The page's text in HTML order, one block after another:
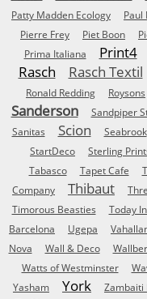
Patty Madden Ecology
Pierre Frey
Piet Boon
Prima Italiana
Print4
Rasch Rasch Textil
Ronald Redding
Roysons
Sanderson Sandpiper
Sanitas
Scion Seabrook
StartDeco
Sterling
Tabasco
Tapet Cafe
Company
Thibaut
Timorous Beasties
Today
Barcelona
Ugepa
Nova
Wall & Deco
Watts of Westminster
Yasham
York Zambaiti